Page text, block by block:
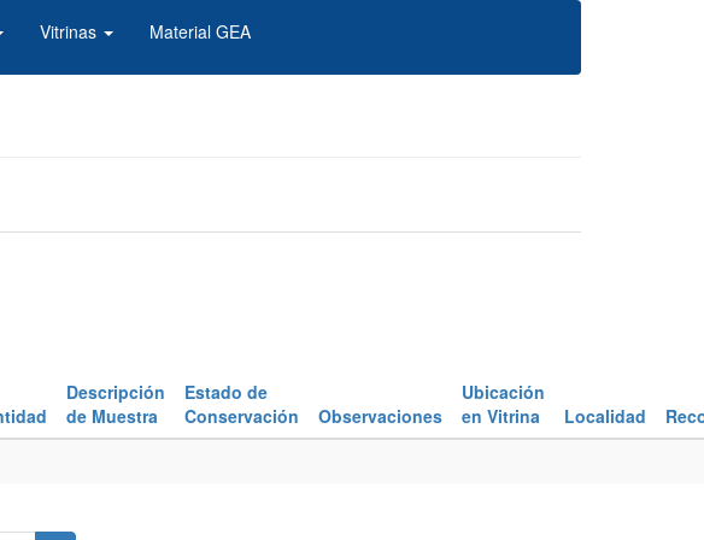
Vitrinas Material GEA
Descripción
de Muestra
Estado de
Conservación
Observaciones
Ubicación
en Vitrina
Localidad